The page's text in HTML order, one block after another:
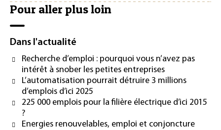
Pour aller plus loin
Dans l'actualité
Recherche d’emploi : pourquoi vous n’avez pas
intérêt à snober les petites entreprises
L’automatisation pourrait détruire 3 millions
d’emplois d’ici 2025
225 000 emplois pour la filière électrique d’ici 2015
?
Energies renouvelables, emploi et conjoncture